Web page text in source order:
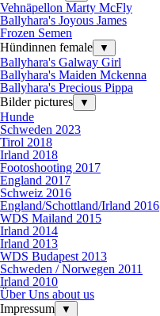
Vehnäpellon Marty McFly
Ballyhara's Joyous James
Frozen Semen
Hündinnen female
▼
Ballyhara's Galway Girl
Ballyhara's Maiden Mckenna
Ballyhara's Precious Pippa
Bilder pictures
▼
Hunde
Schweden 2023
Tirol 2018
Irland 2018
Footoshooting 2017
England 2017
Schweiz 2016
England/Schottland/Irland 2016
WDS Mailand 2015
Irland 2014
Irland 2013
WDS Budapest 2013
Schweden / Norwegen 2011
Irland 2010
Über Uns about us
Impressum
▼